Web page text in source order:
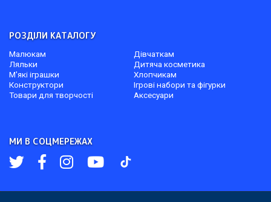
РОЗДІЛИ КАТАЛОГУ
Малюкам
Дівчаткам
Ляльки
Дитяча косметика
М'які іграшки
Хлопчикам
Конструктори
Ігрові набори та фігурки
Товари для творчості
Аксесуари
МИ В СОЦМЕРЕЖАХ